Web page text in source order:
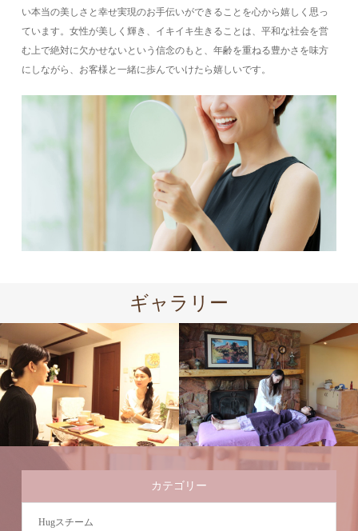
い本当の美しさと幸せ実現のお手伝いができることを心から嬉しく思っ
ています。女性が美しく輝き、イキイキ生きることは、平和な社会を営
む上で絶対に欠かせないという信念のもと、年齢を重ねる豊かさを味方
にしながら、お客様と一緒に歩んでいけたら嬉しいです。
ギャラリー
カテゴリー
Hugスチーム